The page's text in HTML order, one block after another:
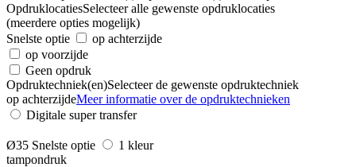
OpdruklocatiesSelecteer alle gewenste opdruklocaties
(meerdere opties mogelijk)
Snelste optie
op achterzijde
op voorzijde
Geen opdruk
Opdruktechniek(en)Selecteer de gewenste opdruktechniek
op achterzijdeMeer informatie over de opdruktechnieken
Digitale super transfer
Ø35 Snelste optie
1 kleur
tampondruk